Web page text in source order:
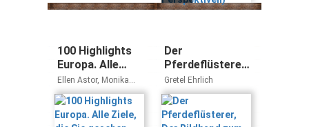
100 Highlights
Europa. Alle
Ziele, die Sie
gesehen haben
sollten. Ein
Bildband und
Ellen Astor, Monika
Baumüller, Gunnar
Habitz, Dietmar Falk,
Heidrun Kiegel, Marike
Der
Pferdeflüsterer,
Der Bildband
zum Film
Gretel Ehrlich